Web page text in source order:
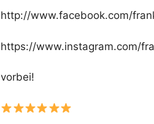
http://www.facebook.com/
https://www.instagram.com/
vorbei!